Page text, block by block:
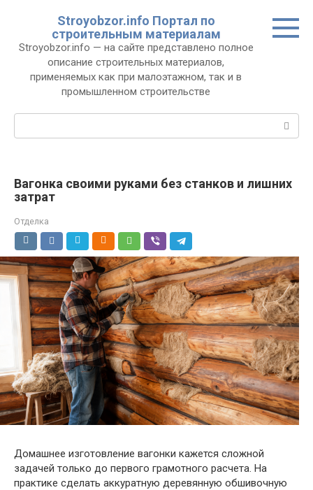
Stroyobzor.info Портал по
строительным материалам
Stroyobzor.info — на сайте представлено полное
описание строительных материалов,
применяемых как при малоэтажном, так и в
промышленном строительстве
Поиск:
Вагонка своими руками без станков и лишних
затрат
Отделка
Домашнее изготовление вагонки кажется сложной
задачей только до первого грамотного расчета. На
практике сделать аккуратную деревянную обшивочную